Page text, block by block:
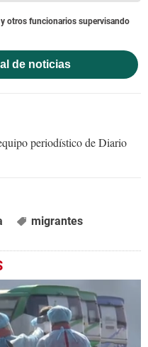
y otros funcionarios supervisando
de noticias
periodístico de Diario
migrantes